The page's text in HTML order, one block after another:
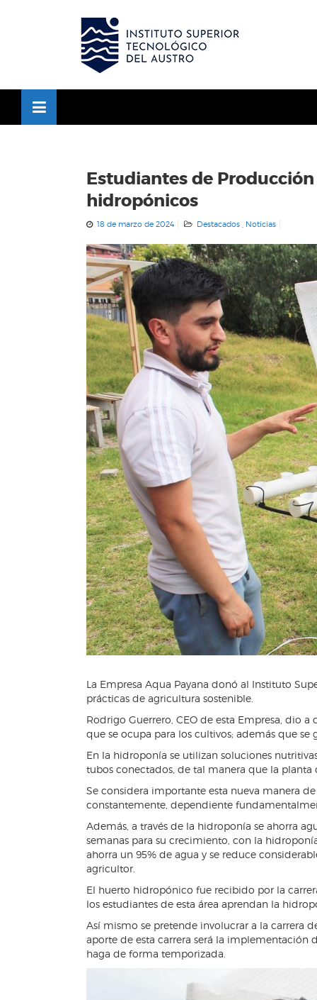
Estudiantes de
hidropónicos
18 de marzo de 2024 Destacados Noticias
La Empresa Aqua Payana donó al Instituto
prácticas de agricultura sostenible.
Rodrigo Guerrero, CEO de esta Empresa, dio
que se ocupa para los cultivos; además que se
En la hidroponía se utilizan soluciones
tubos conectados, de tal manera que la
Se considera importante esta nueva manera
constantemente, dependiente
Además, a través de la hidroponía se ahorra
semanas para su crecimiento, con la
ahorra un 95% de agua y se reduce
agricultor.
El huerto hidropónico fue recibido por la
los estudiantes de esta área aprendan la
Así mismo se pretende involucrar a la carrera
aporte de esta carrera será la implementación
haga de forma temporizada.